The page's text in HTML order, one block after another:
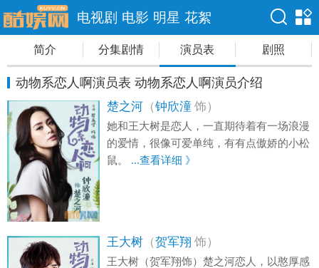
电视剧 电影 明星 花絮
简介 分集剧情 演员表 剧照
动物系恋人啊演员表 动物系恋人啊演员介绍
楚之河 （钟欣潼 饰）
她和王大树是恋人，一直期待着有一场浪漫
的爱情，很像可爱单纯，有有点傲娇的小松
鼠。
...查看详细 》
王大树 （贺军翔 饰）
王大树（贺军翔饰）楚之河恋人，以憨厚感